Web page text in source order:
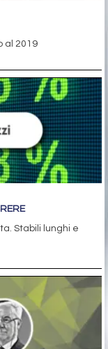
al 2019
Stabili lunghi e